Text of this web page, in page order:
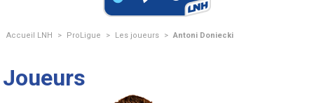
Accueil LNH > ProLigue > Les joueurs > Antoni Doniecki
Joueurs